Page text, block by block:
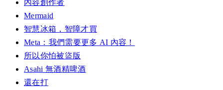
內容創作者
Mermaid
智慧冰箱，智障才買
Meta：我們需要更多 AI 內容！
所以你怕被盜版
Asahi 無酒精啤酒
還在打